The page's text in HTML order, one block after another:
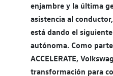
enjambre y la última
asistencia al
está dando el
autónoma. Como
ACCELERATE,
transformación para